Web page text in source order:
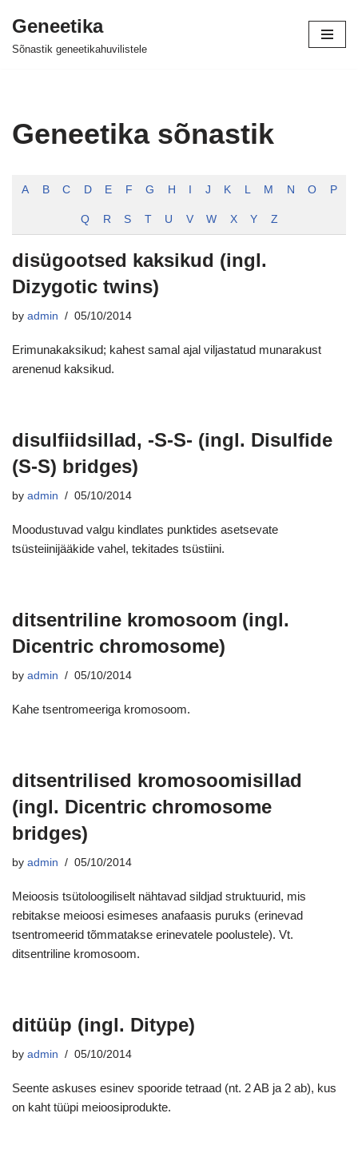
Skip
Geneetika
Sõnastik geneetikahuvilistele
Geneetika sõnastik
A B C D E F G H J K L M N O P
Q R S T U V W X Y Z
disügootsed kaksikud (ingl.
Dizygotic twins)
by admin 05/10/2014
Erimunakaksikud; kahest samal ajal viljastatud munarakust
arenenud kaksikud.
disulfiidsillad, -S-S- (ingl. Disulfide
(S-S) bridges)
by admin 05/10/2014
Moodustuvad valgu kindlates punktides asetsevate
tsüsteiinijääkide vahel, tekitades tsüstiini.
ditsentriline kromosoom (ingl.
Dicentric chromosome)
by admin 05/10/2014
Kahe tsentromeeriga kromosoom.
ditsentrilised kromosoomisillad
(ingl. Dicentric chromosome
bridges)
by admin 05/10/2014
Meioosis tsütoloogiliselt nähtavad sildjad struktuurid, mis
rebitakse meioosi esimeses anafaasis puruks (erinevad
tsentromeerid tõmmatakse erinevatele poolustele). Vt.
ditsentriline kromosoom.
ditüüp (ingl. Ditype)
by admin 05/10/2014
Seente askuses esinev spooride tetraad (nt. 2 AB ja 2 ab), kus
on kaht tüüpi meioosiprodukte.